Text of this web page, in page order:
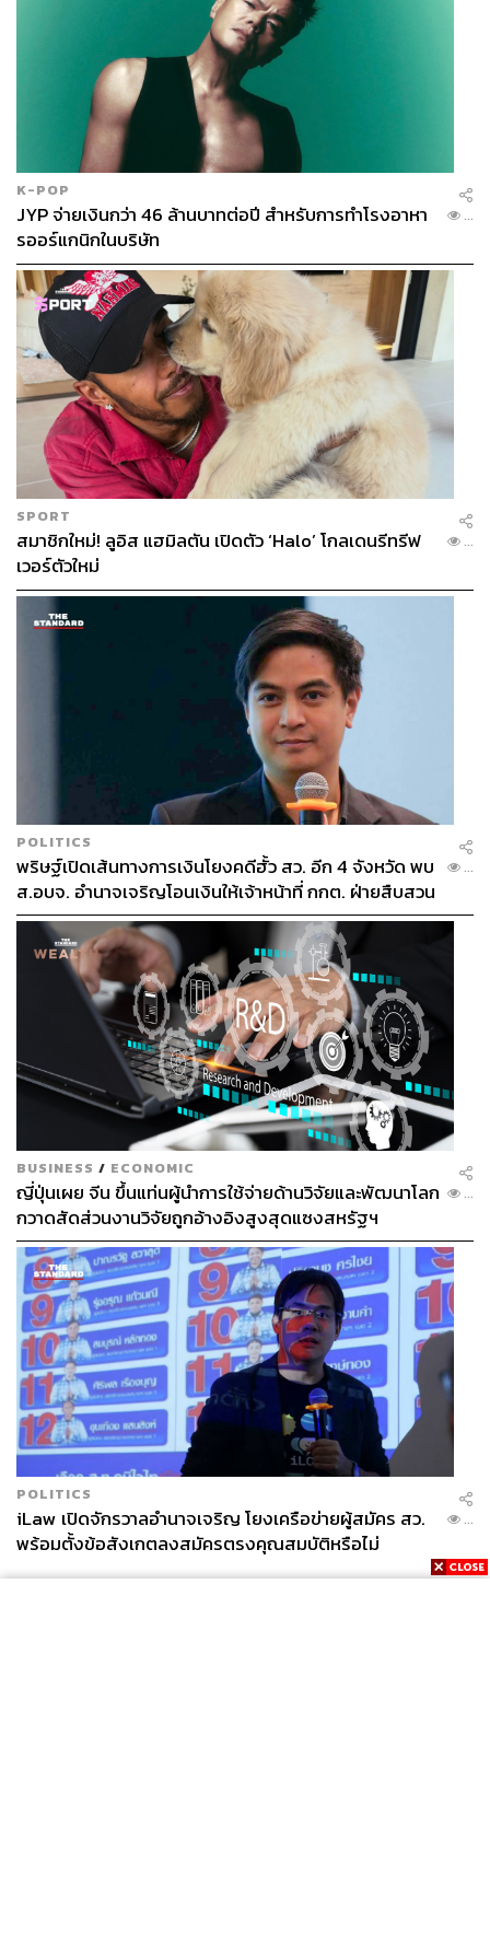
K-POP
JYP จ่ายเงินกว่า 46 ล้านบาทต่อปี สำหรับการทำโรงอาหา
รออร์แกนิกในบริษัท
...
SPORT
สมาชิกใหม่! ลูอิส แฮมิลตัน เปิดตัว ‘Halo’ โกลเดนรีทรีฟ
เวอร์ตัวใหม่
...
POLITICS
พริษฐ์เปิดเส้นทางการเงินโยงคดีฮั้ว สว. อีก 4 จังหวัด พบ
ส.อบจ. อำนาจเจริญโอนเงินให้เจ้าหน้าที่ กกต. ฝ่ายสืบสวน
...
BUSINESS / ECONOMIC
ญี่ปุ่นเผย จีน ขึ้นแท่นผู้นำการใช้จ่ายด้านวิจัยและพัฒนาโลก
กวาดสัดส่วนงานวิจัยถูกอ้างอิงสูงสุดแซงสหรัฐฯ
...
POLITICS
iLaw เปิดจักรวาลอำนาจเจริญ โยงเครือข่ายผู้สมัคร สว.
พร้อมตั้งข้อสังเกตลงสมัครตรงคุณสมบัติหรือไม่
...